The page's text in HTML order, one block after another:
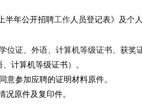
半年公开招聘工作人员登记表》
及个
位证、外语、计算机等级证书、获奖
计算机等级证书）。
意参加应聘的证明材料原件。
况原件及复印件。